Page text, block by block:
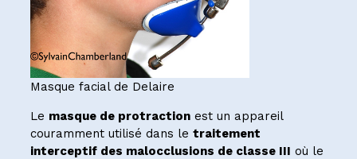
Masque facial de Delaire
Le masque de protractionest un appareil
couramment utilisé dans le traitement
interceptif des malocclusions de classe III où le